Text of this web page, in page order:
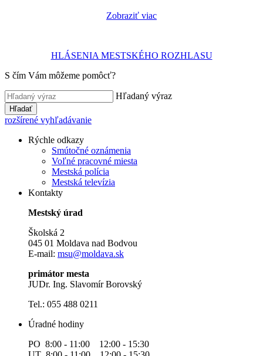
Zobraziť viac
HLÁSENIA MESTSKÉHO ROZHLASU
S čím Vám môžeme pomôcť?
Hľadaný výraz
Hľadať
rozšírené vyhľadávanie
Rýchle odkazy
Smútočné oznámenia
Voľné pracovné miesta
Mestská polícia
Mestská televízia
Kontakty
Mestský úrad
Školská 2
045 01 Moldava nad Bodvou
E-mail: msu@moldava.sk
primátor mesta
JUDr. Ing. Slavomír Borovský
Tel.: 055 488 0211
Úradné hodiny
PO 8:00 - 11:00 12:00 - 15:30